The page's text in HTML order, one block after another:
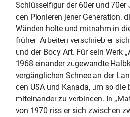
Schlüsselfigur der 60er und 70er
den Pionieren jener Generation,
Wänden holte und mitnahm in
frühen Arbeiten verschrieb er
und der Body Art. Für sein Werk
1968 einander zugewandte
vergänglichen Schnee an der
den USA und Kanada, um so die
miteinander zu verbinden. In
von 1970 riss er sich zwischen